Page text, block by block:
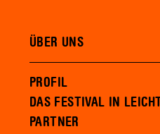
ÜBER UNS
PROFIL
DAS FESTIVAL IN
PARTNER